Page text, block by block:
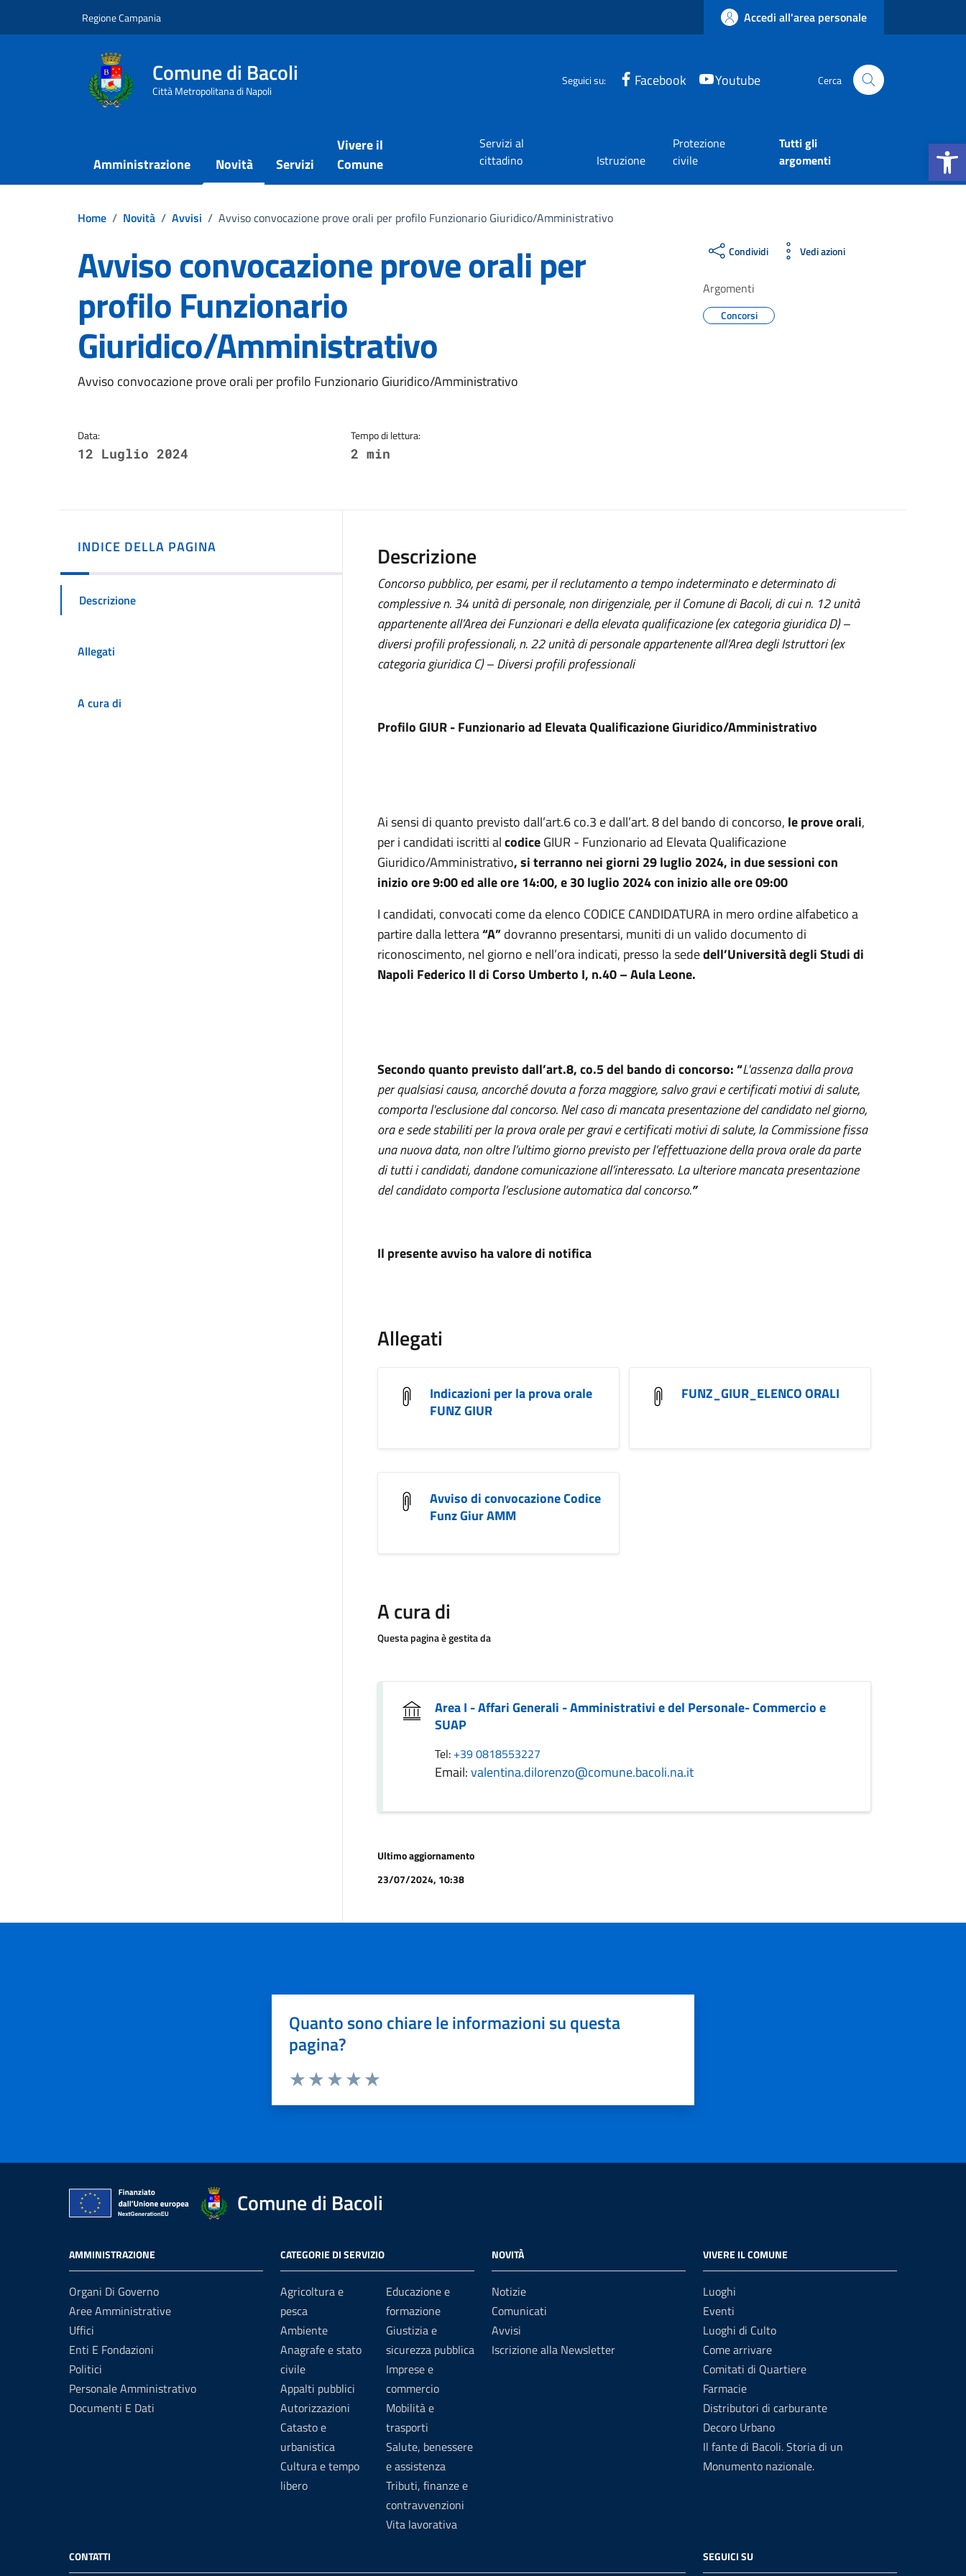
Apri la
Regione Campania Accedi all'area personale
Comune di Bacoli
Città Metropolitana di Napoli
Seguici su: Facebook Youtube Cerca
Amministrazione Novità Servizi
Vivere il
Comune
Servizi al
cittadino
Istruzione
Protezione
civile
Tutti gli
argomenti
Home / Novità / Avvisi / Avviso convocazione prove orali per profilo Funzionario Giuridico/Amministrativo
Avviso convocazione prove orali per
profilo Funzionario
Giuridico/Amministrativo
Dettagli della notizia
Avviso convocazione prove orali per profilo Funzionario Giuridico/Amministrativo
Data:
12 Luglio 2024
Tempo di lettura:
2 min
Condividi Vedi azioni
Argomenti
Concorsi
INDICE DELLA PAGINA
Descrizione
Allegati
A cura di
Descrizione
Concorso pubblico, per esami, per il reclutamento a tempo indeterminato e determinato di
complessive n. 34 unità di personale, non dirigenziale, per il Comune di Bacoli, di cui n. 12 unità
appartenente all’Area dei Funzionari e della elevata qualificazione (ex categoria giuridica D) –
diversi profili professionali, n. 22 unità di personale appartenente all’Area degli Istruttori (ex
categoria giuridica C) – Diversi profili professionali
Profilo GIUR - Funzionario ad Elevata Qualificazione Giuridico/Amministrativo
Ai sensi di quanto previsto dall’art.6 co.3 e dall’art. 8 del bando di concorso, le prove orali,
per i candidati iscritti alcodiceGIUR - Funzionario ad Elevata Qualificazione
Giuridico/Amministrativo, si terranno nei giorni 29 luglio 2024, in due sessioni con
inizio ore 9:00 ed alle ore 14:00, e 30 luglio 2024 con inizio alle ore 09:00
I candidati, convocati come da elenco CODICE CANDIDATURA in mero ordine alfabetico a
partire dalla lettera“A”dovranno presentarsi, muniti di un valido documento di
riconoscimento, nel giorno e nell’ora indicati, presso la sededell’Università degli Studi di
Napoli Federico II di Corso Umberto I, n.40 – Aula Leone.
Secondo quanto previsto dall’art.8, co.5 del bando di concorso: “L'assenza dalla prova
per qualsiasi causa, ancorché dovuta a forza maggiore, salvo gravi e certificati motivi di salute,
comporta l'esclusione dal concorso. Nel caso di mancata presentazione del candidato nel giorno,
ora e sede stabiliti per la prova orale per gravi e certificati motivi di salute, la Commissione fissa
una nuova data, non oltre l’ultimo giorno previsto per l’effettuazione della prova orale da parte
di tutti i candidati, dandone comunicazione all’interessato. La ulteriore mancata presentazione
del candidato comporta l’esclusione automatica dal concorso.”
Il presente avviso ha valore di notifica
Allegati
Indicazioni per la prova orale
FUNZ GIUR
FUNZ_GIUR_ELENCO ORALI
Avviso di convocazione Codice
Funz Giur AMM
A cura di
Questa pagina è gestita da
Area I - Affari Generali - Amministrativi e del Personale- Commercio e
SUAP
Tel: +39 0818553227
Email:valentina.dilorenzo@comune.bacoli.na.it
Ultimo aggiornamento
23/07/2024, 10:38
Quanto sono chiare le informazioni su questa
pagina?
Comune di Bacoli
AMMINISTRAZIONE
Organi Di Governo
Aree Amministrative
Uffici
Enti E Fondazioni
Politici
Personale Amministrativo
Documenti E Dati
CATEGORIE DI SERVIZIO
Agricoltura e
pesca
Ambiente
Anagrafe e stato
civile
Appalti pubblici
Autorizzazioni
Catasto e
urbanistica
Cultura e tempo
libero
Educazione e
formazione
Giustizia e
sicurezza pubblica
Imprese e
commercio
Mobilità e
trasporti
Salute, benessere
e assistenza
Tributi, finanze e
contravvenzioni
Vita lavorativa
NOVITÀ
Notizie
Comunicati
Avvisi
Iscrizione alla Newsletter
VIVERE IL COMUNE
Luoghi
Eventi
Luoghi di Culto
Come arrivare
Comitati di Quartiere
Farmacie
Distributori di carburante
Decoro Urbano
Il fante di Bacoli. Storia di un
Monumento nazionale.
CONTATTI SEGUICI SU